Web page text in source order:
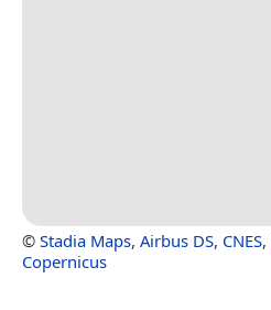
© Stadia Maps, Airbus DS, CNES,
Copernicus